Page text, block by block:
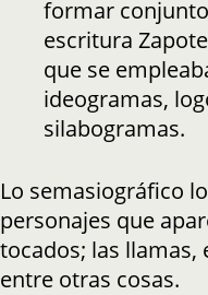
formar
escritura
que se
ideogramas,
silabogramas.
Lo semasiográfico
personajes que
tocados; las llamas,
entre otras cosas.